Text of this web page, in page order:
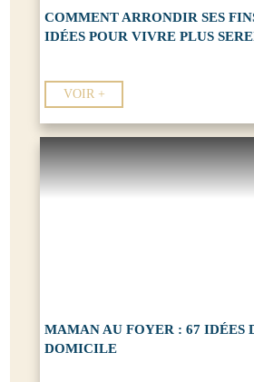
COMMENT ARRONDIR SES
IDÉES POUR VIVRE PLUS
VOIR +
MAMAN AU FOYER : 67 IDÉES
DOMICILE